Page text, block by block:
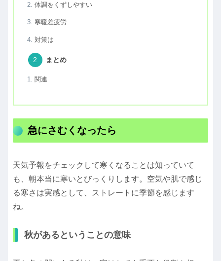
体調をくずしやすい
寒暖差疲労
対策は
まとめ
関連
急にさむくなったら
天気予報をチェックして寒くなることは知っていて
も、朝本当に寒いとびっくりします。空気や肌で感じ
る寒さは実感として、ストレートに季節を感じます
ね。
秋があるということの意味